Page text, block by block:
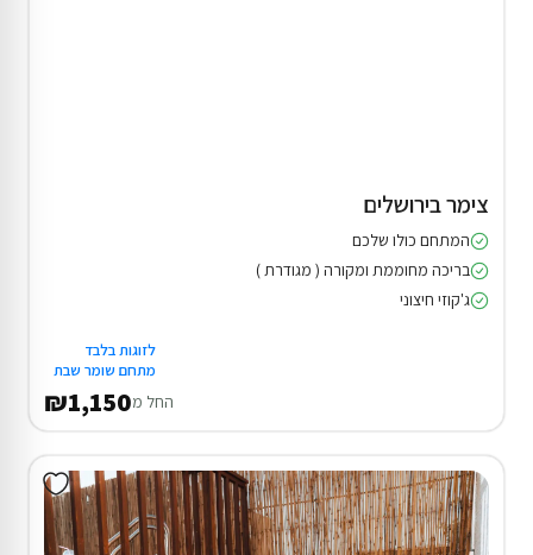
צימר בירושלים
המתחם כולו שלכם
בריכה מחוממת ומקורה ( מגודרת )
ג'קוזי חיצוני
לזוגות בלבד
מתחם שומר שבת
החל מ₪1,150